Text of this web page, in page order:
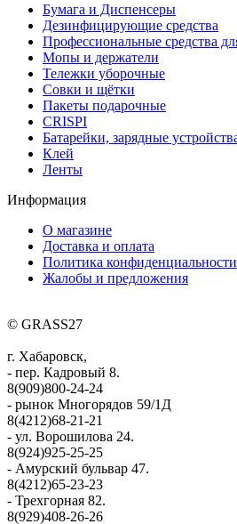
Бумага и Диспенсеры
Дезинфицирующие средства
Профессиональные средства
Мопы и держатели
Тележки уборочные
Совки и щётки
Пакеты подарочные
CRISPI
Батарейки, зарядные
Клей
Ленты
Информация
О магазине
Доставка и оплата
Политика конфиденциальности
Жалобы и предложения
© GRASS27
г. Хабаровск,
- пер. Кадровый 8.
8(909)800-24-24
- рынок Многорядов 59/1Д
8(4212)68-21-21
- ул. Ворошилова 24.
8(924)925-25-25
- Амурский бульвар 47.
8(4212)65-23-23
- Трехгорная 82.
8(929)408-26-26